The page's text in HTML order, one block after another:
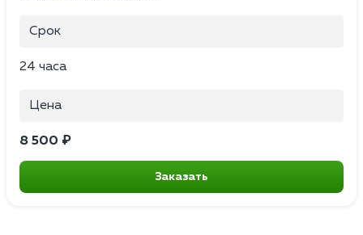
Срок
24 часа
Цена
8 500 ₽
Заказать